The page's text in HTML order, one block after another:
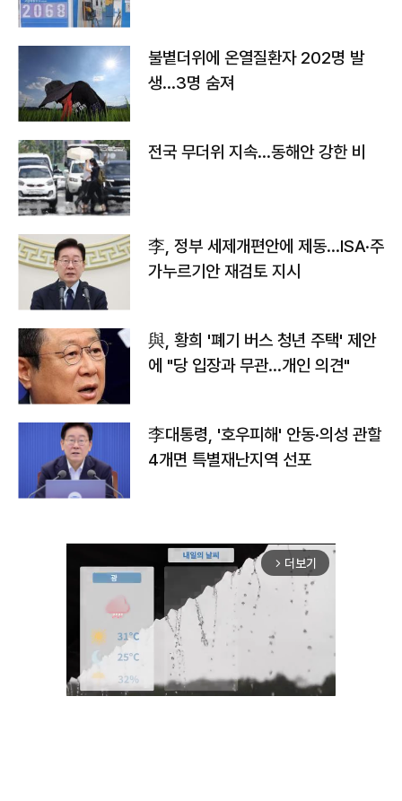
불볕더위에 온열질환자 202명 발
생…3명 숨져
전국 무더위 지속…동해안 강한 비
李, 정부 세제개편안에 제동…ISA·주
가누르기안 재검토 지시
與, 황희 '폐기 버스 청년 주택' 제안
에 "당 입장과 무관…개인 의견"
李대통령, '호우피해' 안동·의성 관할
4개면 특별재난지역 선포
arrow_forward_ios 더보기